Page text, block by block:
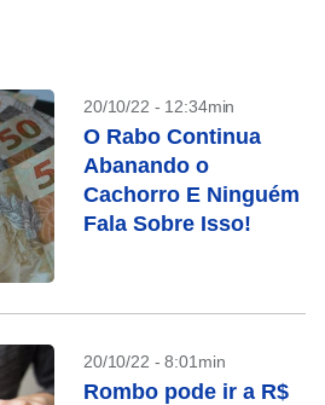
20/10/22 - 12:34min
O Rabo Continua
Abanando o
Cachorro E Ninguém
Fala Sobre Isso!
20/10/22 - 8:01min
Rombo pode ir a R$